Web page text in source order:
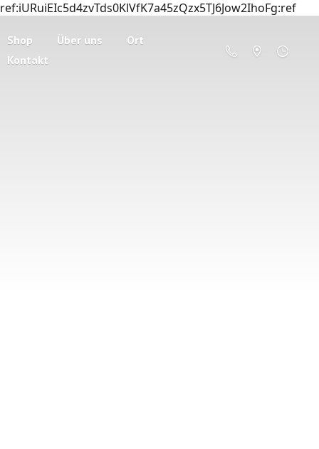
ref:iURuiEIc5d4zvTds0KlVfK7a45zQzx5TJ6Jow2IhoFg:ref
Shop Über uns
Ort
Kontakt